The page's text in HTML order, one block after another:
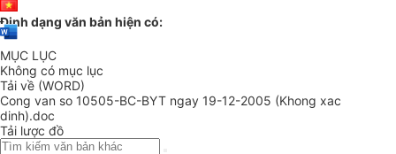
Định dạng văn bản hiện có:
MỤC LỤC
Không có mục lục
Tải về (WORD)
Cong van so 10505-BC-BYT ngay 19-12-2005 (Khong xac
dinh).doc
Tải lược đồ